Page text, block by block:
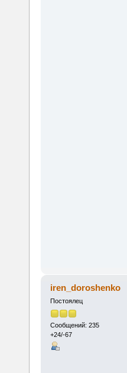
iren_doroshenko
Постоялец
Сообщений: 235
+24/-67